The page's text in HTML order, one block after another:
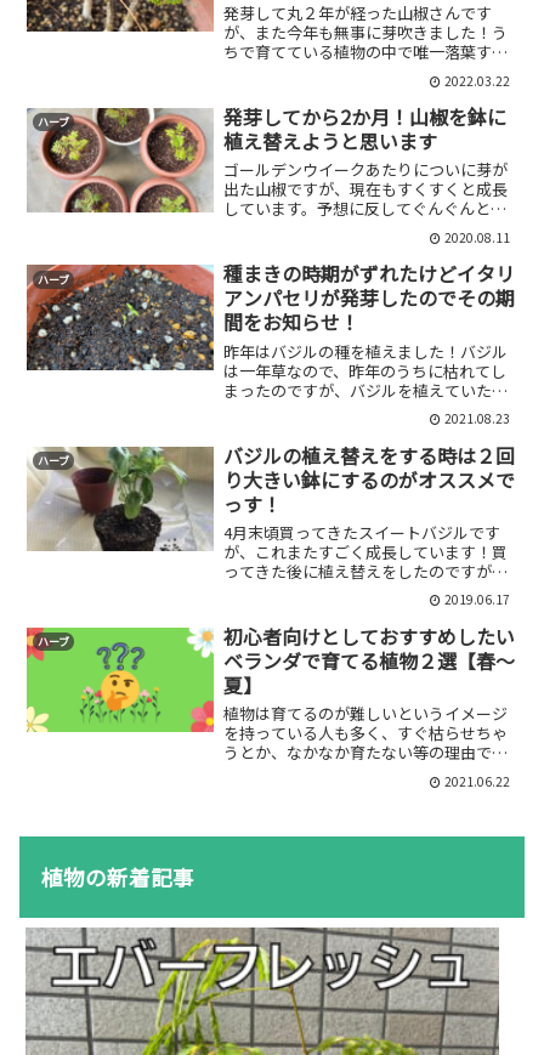
発芽して丸２年が経った山椒さんです
が、また今年も無事に芽吹きました！う
ちで育てている植物の中で唯一落葉する
植物でもあるので、毎年「枯れたんじゃ
ないか」と心配になるのですが、この時
期になるとその心配をよそに芽吹いてく
れます。今回は山椒が芽吹く...
2022.03.22
ハーブ
発芽してから2か月！山椒を鉢に
植え替えようと思います
ゴールデンウイークあたりについに芽が
出た山椒ですが、現在もすくすくと成長
しています。予想に反してぐんぐんと芽
が出てきた山椒ですが、気が付けば一つ
のポットに2,3株成長しています。これに
関しては間引きをしておけばよかったと
若干反省しております...
2020.08.11
ハーブ
種まきの時期がずれたけどイタリ
アンパセリが発芽したのでその期
間をお知らせ！
昨年はバジルの種を植えました！バジル
は一年草なので、昨年のうちに枯れてし
まったのですが、バジルを植えていたポ
ットやプランターが空いてたので、今年
はパセリとローズマリーを種から育てて
みようとずっと思っていました。しかし
なんやかんやで時間が経ち...
2021.08.23
ハーブ
バジルの植え替えをする時は２回
り大きい鉢にするのがオススメで
っす！
4月末頃買ってきたスイートバジルです
が、これまたすごく成長しています！買
ってきた後に植え替えをしたのですが、
約一か月のうちにいつの間にか根っこも
グングン成長していました。根っこがグ
ングン成長しすぎて寝詰まり気味だった
ので、買ってきてから2回...
2019.06.17
ハーブ
初心者向けとしておすすめしたい
ベランダで育てる植物２選【春～
夏】
植物は育てるのが難しいというイメージ
を持っている人も多く、すぐ枯らせちゃ
うとか、なかなか育たない等の理由で断
念してしまう人が少なからずいるような
気がします。今回はそんな人でも育てや
2021.06.22
植物の新着記事